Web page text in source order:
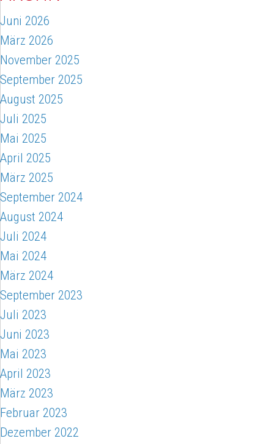
Juni 2026
März 2026
November 2025
September 2025
August 2025
Juli 2025
Mai 2025
April 2025
März 2025
September 2024
August 2024
Juli 2024
Mai 2024
März 2024
September 2023
Juli 2023
Juni 2023
Mai 2023
April 2023
März 2023
Februar 2023
Dezember 2022